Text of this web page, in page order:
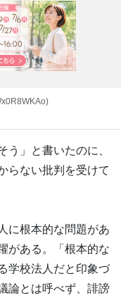
う」と書いたのに、
らない批判を受けて
に根本的な問題があ
がある。「根本的な
学校法人だと印象づ
論とは呼べず、誹謗